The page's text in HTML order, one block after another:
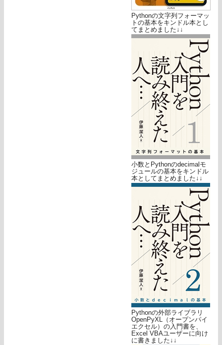
Pythonの文字列フォーマッ
トの基本をキンドル本とし
てまとめました↓↓
小数とPythonのdecimalモ
ジュールの基本をキンドル
本としてまとめました↓↓
Pythonの外部ライブラリ
OpenPyXL（オープンパイ
エクセル）の入門書を、
Excel VBAユーザーに向け
に書きました↓↓